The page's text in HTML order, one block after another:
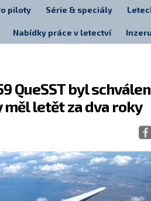
QueSST byl
měl letět za dva roky
piloty Série & speciály
Nabídky práce v letectví